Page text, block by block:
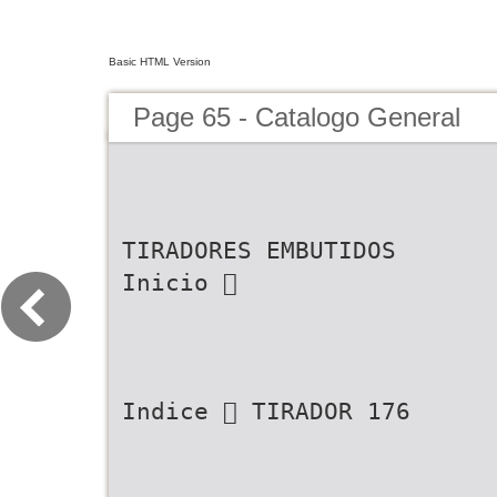
Basic HTML Version
Page 65 - Catalogo General
TIRADORES EMBUTIDOS
Inicio 
Indice  TIRADOR 176